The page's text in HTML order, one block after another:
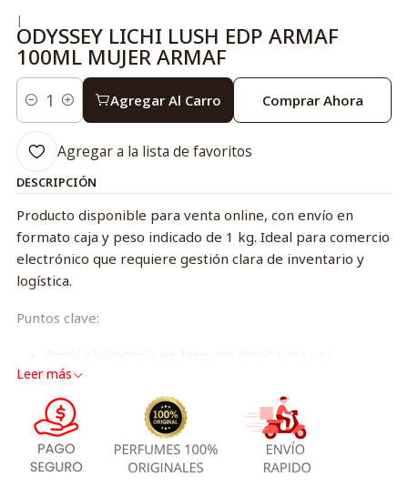
|
ODYSSEY LICHI LUSH EDP ARMAF
100ML MUJER ARMAF
Cantidad
Agregar Al Carro Comprar Ahora
Agregar a la lista de favoritos
DESCRIPCIÓN
Producto disponible para venta online, con envío en
formato caja y peso indicado de 1 kg. Ideal para comercio
electrónico que requiere gestión clara de inventario y
logística.
Puntos clave:
manipulación segura.
Peso registrado: 1 kg.
Stock configurado como ilimitado y opción de
notificación de reposición activada.
Reseñas habilitadas para generar confianza y
Leer más